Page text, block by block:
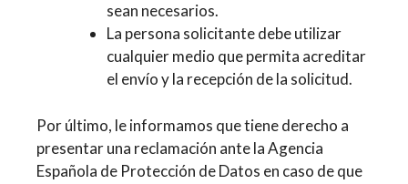
sean necesarios.
La persona solicitante debe utilizar
cualquier medio que permita acreditar
el envío y la recepción de la solicitud.
Por último, le informamos que tiene derecho a
presentar una reclamación ante la Agencia
Española de Protección de Datos en caso de que